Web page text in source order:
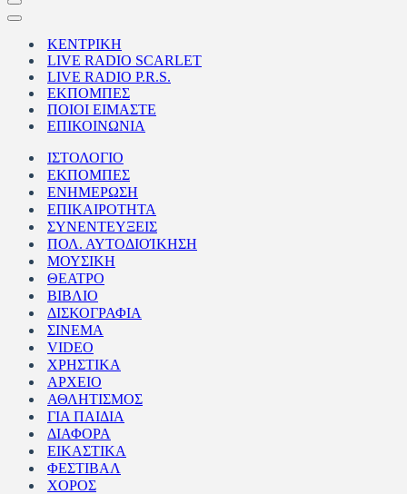
Μενού
πλοήγησης
Μενού
πλοήγησηςΚΕΝΤΡΙΚΗ
LIVE RADIO SCARLET
LIVE RADIO P.R.S.
ΕΚΠΟΜΠΕΣ
ΠΟΙΟΙ ΕΙΜΑΣΤΕ
ΕΠΙΚΟΙΝΩΝΙΑ
ΙΣΤΟΛΟΓΙΟ
ΕΚΠΟΜΠΕΣ
ΕΝΗΜΕΡΩΣΗ
ΕΠΙΚΑΙΡΟΤΗΤΑ
ΣΥΝΕΝΤΕΥΞΕΙΣ
ΠΟΛ. ΑΥΤΟΔΙΟΊΚΗΣΗ
ΜΟΥΣΙΚΗ
ΘΕΑΤΡΟ
ΒΙΒΛΙΟ
ΔΙΣΚΟΓΡΑΦΙΑ
ΣΙΝΕΜΑ
VIDEO
ΧΡΗΣΤΙΚΑ
ΑΡΧΕΙΟ
ΑΘΛΗΤΙΣΜΟΣ
ΓΙΑ ΠΑΙΔΙΑ
ΔΙΑΦΟΡΑ
ΕΙΚΑΣΤΙΚΑ
ΦΕΣΤΙΒΑΛ
ΧΟΡΟΣ